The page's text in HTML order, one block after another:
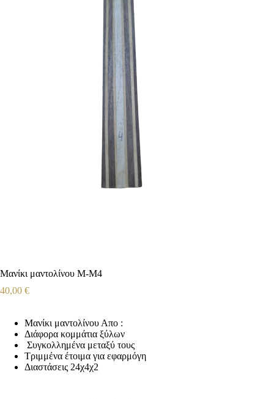
Μανίκι μαντολίνου Μ-Μ4
40,00 €
Μανίκι μαντολίνου Απο :
Διάφορα κομμάτια ξύλων
Συγκολλημένα μεταξύ τους
Τριμμένα έτοιμα για εφαρμόγη
Διαστάσεις 24χ4χ2